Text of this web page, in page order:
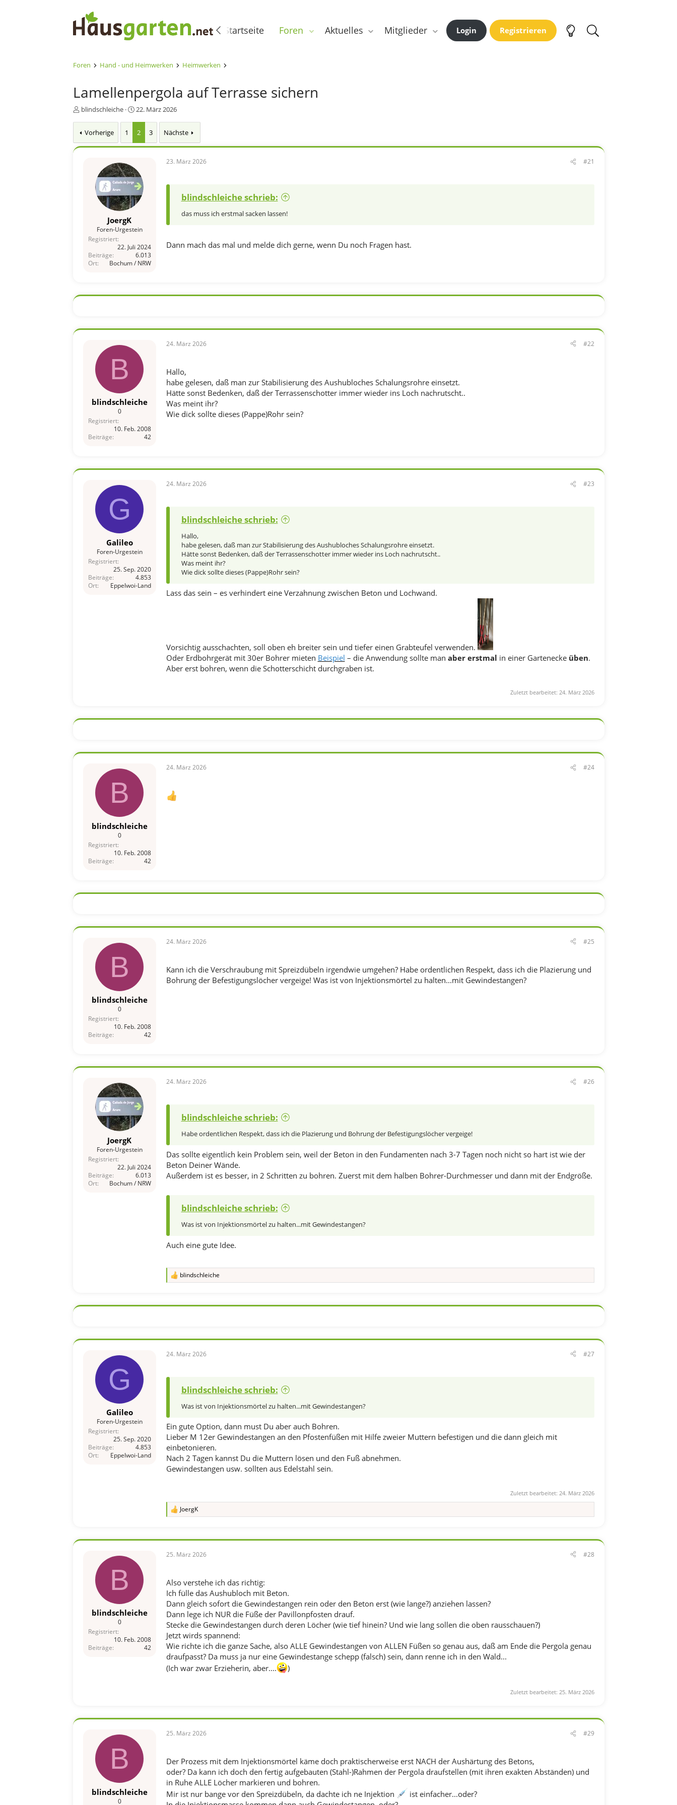
Startseite Foren Aktuelles Mitglieder Login Registrieren
Foren Hand - und Heimwerken Heimwerken
Lamellenpergola auf Terrasse sichern
E
t
e
blindschleiche
E
t
e
t
a
m
22. März 2026
Vorherige 1 2 3 Nächste
JoergK
Foren-Urgestein
Registriert
22. Juli 2024
Beiträge
6.013
Ort
Bochum / NRW
23. März 2026 #21
blindschleiche schrieb:
das muss ich erstmal sacken lassen!
Dann mach das mal und melde dich gerne, wenn Du noch Fragen hast.
B
blindschleiche
0
Registriert
10. Feb. 2008
Beiträge
42
24. März 2026 #22
Hallo,
habe gelesen, daß man zur Stabilisierung des Aushubloches Schalungsrohre einsetzt.
Hätte sonst Bedenken, daß der Terrassenschotter immer wieder ins Loch nachrutscht..
Was meint ihr?
Wie dick sollte dieses (Pappe)Rohr sein?
G
Galileo
Foren-Urgestein
Registriert
25. Sep. 2020
Beiträge
4.853
Ort
Eppelwoi-Land
24. März 2026 #23
blindschleiche schrieb:
Hallo,
habe gelesen, daß man zur Stabilisierung des Aushubloches Schalungsrohre einsetzt.
Hätte sonst Bedenken, daß der Terrassenschotter immer wieder ins Loch nachrutscht..
Was meint ihr?
Wie dick sollte dieses (Pappe)Rohr sein?
Lass das sein – es verhindert eine Verzahnung zwischen Beton und Lochwand.
Vorsichtig ausschachten, soll oben eh breiter sein und tiefer einen Grabteufel verwenden.
Oder Erdbohrgerät mit 30er Bohrer mieten Beispiel – die Anwendung sollte man aber erstmal in einer Gartenecke üben.
Aber erst bohren, wenn die Schotterschicht durchgraben ist.
Zuletzt bearbeitet: 24. März 2026
B
blindschleiche
0
Registriert
10. Feb. 2008
Beiträge
42
24. März 2026 #24
B
blindschleiche
0
Registriert
10. Feb. 2008
Beiträge
42
24. März 2026 #25
Kann ich die Verschraubung mit Spreizdübeln irgendwie umgehen? Habe ordentlichen Respekt, dass ich die Plazierung und
Bohrung der Befestigungslöcher vergeige! Was ist von Injektionsmörtel zu halten...mit Gewindestangen?
JoergK
Foren-Urgestein
Registriert
22. Juli 2024
Beiträge
6.013
Ort
Bochum / NRW
24. März 2026 #26
blindschleiche schrieb:
Habe ordentlichen Respekt, dass ich die Plazierung und Bohrung der Befestigungslöcher vergeige!
Das sollte eigentlich kein Problem sein, weil der Beton in den Fundamenten nach 3-7 Tagen noch nicht so hart ist wie der
Beton Deiner Wände.
Außerdem ist es besser, in 2 Schritten zu bohren. Zuerst mit dem halben Bohrer-Durchmesser und dann mit der Endgröße.
blindschleiche schrieb:
Was ist von Injektionsmörtel zu halten...mit Gewindestangen?
Auch eine gute Idee.
R
e
n
blindschleiche
G
Galileo
Foren-Urgestein
Registriert
25. Sep. 2020
Beiträge
4.853
Ort
Eppelwoi-Land
24. März 2026 #27
blindschleiche schrieb:
Was ist von Injektionsmörtel zu halten...mit Gewindestangen?
Ein gute Option, dann must Du aber auch Bohren.
Lieber M 12er Gewindestangen an den Pfostenfüßen mit Hilfe zweier Muttern befestigen und die dann gleich mit
einbetonieren.
Nach 2 Tagen kannst Du die Muttern lösen und den Fuß abnehmen.
Gewindestangen usw. sollten aus Edelstahl sein.
Zuletzt bearbeitet: 24. März 2026
R
i
n
:
JoergK
B
blindschleiche
0
Registriert
10. Feb. 2008
Beiträge
42
25. März 2026 #28
Also verstehe ich das richtig:
Ich fülle das Aushubloch mit Beton.
Dann gleich sofort die Gewindestangen rein oder den Beton erst (wie lange?) anziehen lassen?
Dann lege ich NUR die Füße der Pavillonpfosten drauf.
Stecke die Gewindestangen durch deren Löcher (wie tief hinein? Und wie lang sollen die oben rausschauen?)
Jetzt wirds spannend:
Wie richte ich die ganze Sache, also ALLE Gewindestangen von ALLEN Füßen so genau aus, daß am Ende die Pergola genau
draufpasst? Da muss ja nur eine Gewindestange schepp (falsch) sein, dann renne ich in den Wald...
(Ich war zwar Erzieherin, aber....
)
Zuletzt bearbeitet: 25. März 2026
B
blindschleiche
0
25. März 2026 #29
Der Prozess mit dem Injektionsmörtel käme doch praktischerweise erst NACH der Aushärtung des Betons,
oder? Da kann ich doch den fertig aufgebauten (Stahl-)Rahmen der Pergola draufstellen (mit ihren exakten Abständen) und
in Ruhe ALLE Löcher markieren und bohren.
Mir ist nur bange vor den Spreizdübeln, da dachte ich ne Injektion
ist einfacher...oder?